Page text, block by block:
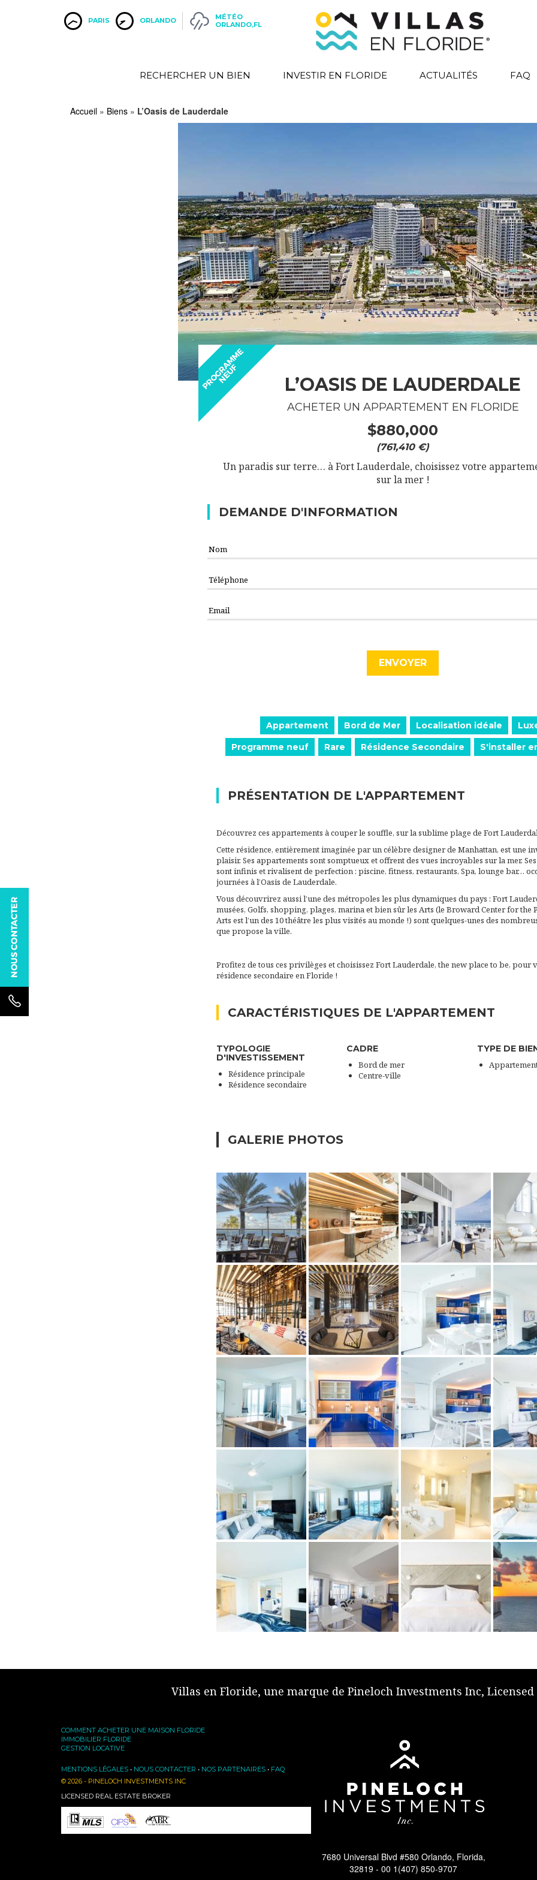
PARIS ORLANDO
MÉTÉO
ORLANDO,FL
RECHERCHER UN BIEN INVESTIR EN FLORIDE ACTUALITÉS FAQ
Accueil » Biens » L’Oasis de Lauderdale
L’OASIS DE LAUDERDALE
ACHETER UN APPARTEMENT EN FLORIDE
$880,000
(761,410 €)
Un paradis sur terre… à Fort Lauderdale, choisissez votre
sur la mer !
DEMANDE D'INFORMATION
Appartement Bord de Mer Localisation idéale
Programme neuf
Rare Résidence Secondaire S'installer
PRÉSENTATION DE L'APPARTEMENT
Découvrez ces appartements à couper le souffle, sur la sublime plage de Fort
Cette résidence, entièrement imaginée par un célèbre designer de Manhattan, est une
plaisir. Ses appartements sont somptueux et offrent des vues incroyables sur la mer.
sont infinis et rivalisent de perfection : piscine, fitness, restaurants, Spa, lounge bar…
journées à l’Oasis de Lauderdale.
Vous découvrirez aussi l’une des métropoles les plus dynamiques du pays : Fort
musées, Golfs, shopping, plages, marina et bien sûr les Arts (le Broward Center for the
Arts est l’un des 10 théâtre les plus visités au monde !) sont quelques-unes des
que propose la ville.
Profitez de tous ces privilèges et choisissez Fort Lauderdale, the new place to be, pour
résidence secondaire en Floride !
CARACTÉRISTIQUES DE L'APPARTEMENT
TYPOLOGIE
D'INVESTISSEMENT
Résidence principale
Résidence secondaire
CADRE
Bord de mer
Centre-ville
TYPE DE
GALERIE PHOTOS
Villas en Floride, une marque de Pineloch Investments Inc, Licensed
COMMENT ACHETER UNE MAISON FLORIDE
IMMOBILIER FLORIDE
GESTION LOCATIVE
MENTIONS LÉGALES • NOUS CONTACTER • NOS PARTENAIRES • FAQ
© 2026 - PINELOCH INVESTMENTS INC
LICENSED REAL ESTATE BROKER
7680 Universal Blvd #580 Orlando, Florida,
32819 - 00 1(407) 850-9707